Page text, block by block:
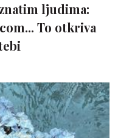
ljudima:
To otkriva